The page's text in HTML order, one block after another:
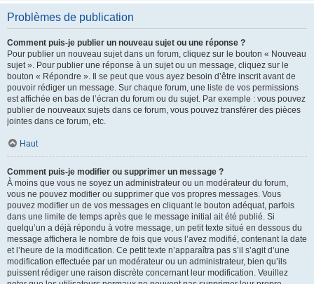
Problèmes de publication
Comment puis-je publier un nouveau sujet ou une réponse ?
Pour publier un nouveau sujet dans un forum, cliquez sur le bouton « Nouveau
sujet ». Pour publier une réponse à un sujet ou un message, cliquez sur le
bouton « Répondre ». Il se peut que vous ayez besoin d’être inscrit avant de
pouvoir rédiger un message. Sur chaque forum, une liste de vos permissions
est affichée en bas de l’écran du forum ou du sujet. Par exemple : vous pouvez
publier de nouveaux sujets dans ce forum, vous pouvez transférer des pièces
jointes dans ce forum, etc.
Haut
Comment puis-je modifier ou supprimer un message ?
À moins que vous ne soyez un administrateur ou un modérateur du forum,
vous ne pouvez modifier ou supprimer que vos propres messages. Vous
pouvez modifier un de vos messages en cliquant le bouton adéquat, parfois
dans une limite de temps après que le message initial ait été publié. Si
quelqu’un a déjà répondu à votre message, un petit texte situé en dessous du
message affichera le nombre de fois que vous l’avez modifié, contenant la date
et l’heure de la modification. Ce petit texte n’apparaîtra pas s’il s’agit d’une
modification effectuée par un modérateur ou un administrateur, bien qu’ils
puissent rédiger une raison discrète concernant leur modification. Veuillez